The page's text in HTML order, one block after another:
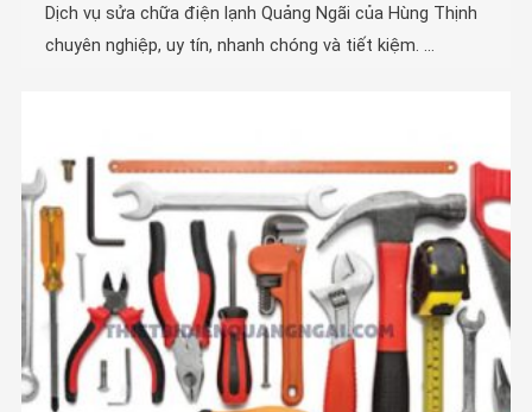
Dịch vụ sửa chữa điện lạnh Quảng Ngãi của Hùng Thịnh
chuyên nghiệp, uy tín, nhanh chóng và tiết kiệm. ...